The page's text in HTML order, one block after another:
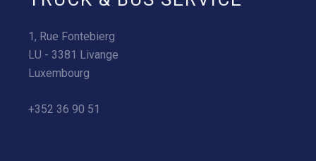
1, Rue Fontebierg
LU - 3381 Livange
Luxembourg
+352 36 90 51